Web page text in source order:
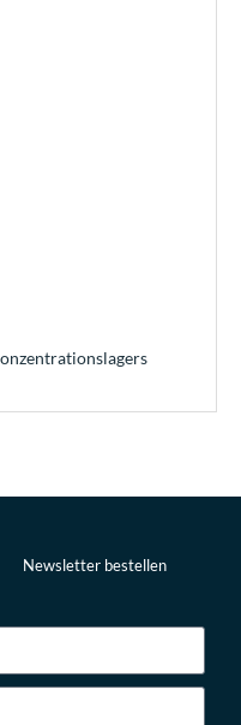
Newsletter bestellen